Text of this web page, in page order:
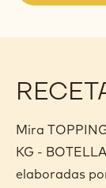
Mira
KG -
elaboradas